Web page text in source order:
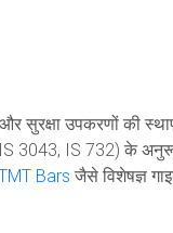
सुरक्षा उपकरणों की
3043, IS 732) के
Bars जैसे विशेषज्ञ